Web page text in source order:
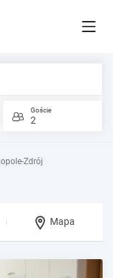
Goście
2
Zdrój
Mapa